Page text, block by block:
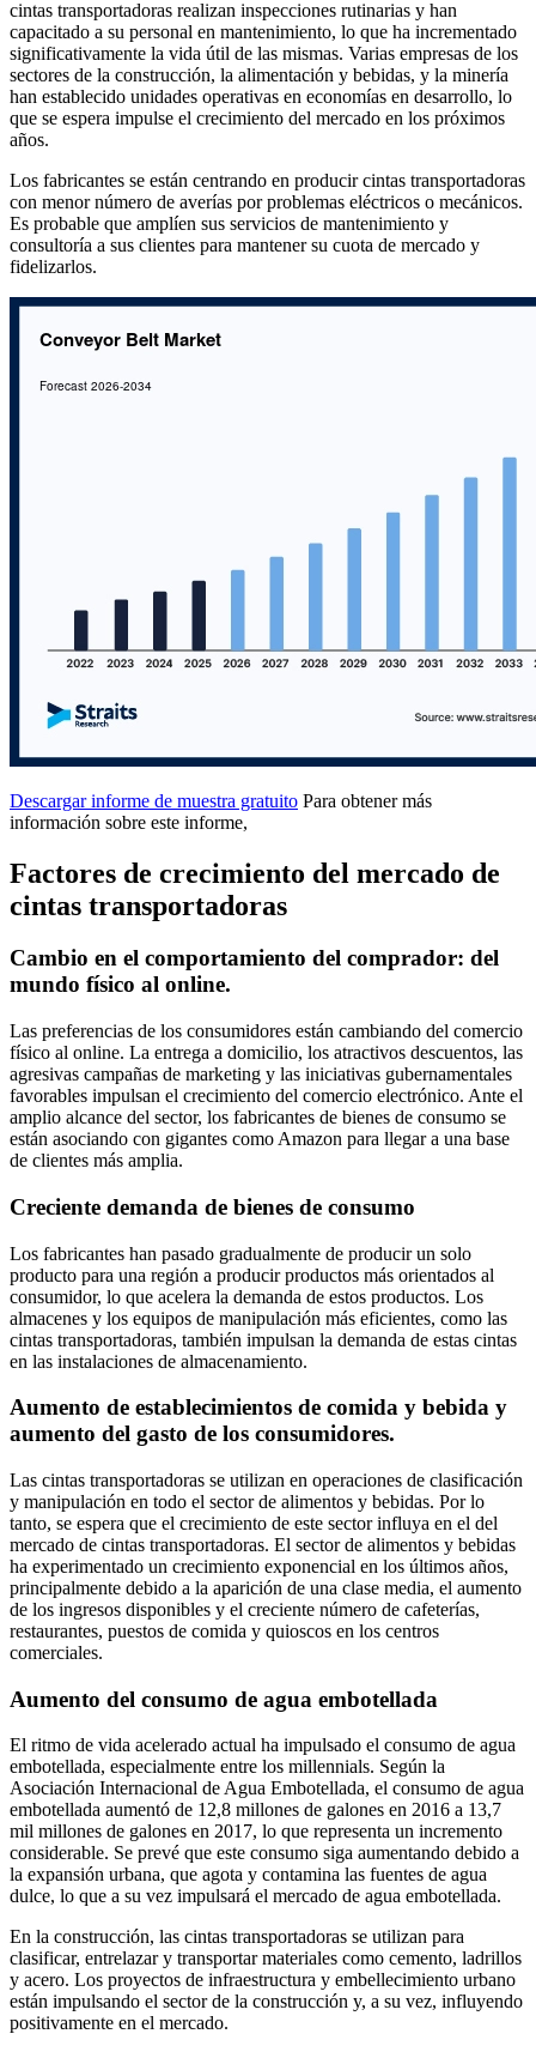
cintas transportadoras realizan inspecciones rutinarias y han
capacitado a su personal en mantenimiento, lo que ha incrementado
significativamente la vida útil de las mismas. Varias empresas de los
sectores de la construcción, la alimentación y bebidas, y la minería
han establecido unidades operativas en economías en desarrollo, lo
que se espera impulse el crecimiento del mercado en los próximos
años.
Los fabricantes se están centrando en producir cintas transportadoras
con menor número de averías por problemas eléctricos o mecánicos.
Es probable que amplíen sus servicios de mantenimiento y
consultoría a sus clientes para mantener su cuota de mercado y
fidelizarlos.
Descargar informe de muestra gratuito Para obtener más
información sobre este informe,
Factores de crecimiento del mercado de
cintas transportadoras
Cambio en el comportamiento del comprador: del
mundo físico al online.
Las preferencias de los consumidores están cambiando del comercio
físico al online. La entrega a domicilio, los atractivos descuentos, las
agresivas campañas de marketing y las iniciativas gubernamentales
favorables impulsan el crecimiento del comercio electrónico. Ante el
amplio alcance del sector, los fabricantes de bienes de consumo se
están asociando con gigantes como Amazon para llegar a una base
de clientes más amplia.
Creciente demanda de bienes de consumo
Los fabricantes han pasado gradualmente de producir un solo
producto para una región a producir productos más orientados al
consumidor, lo que acelera la demanda de estos productos. Los
almacenes y los equipos de manipulación más eficientes, como las
cintas transportadoras, también impulsan la demanda de estas cintas
en las instalaciones de almacenamiento.
Aumento de establecimientos de comida y bebida y
aumento del gasto de los consumidores.
Las cintas transportadoras se utilizan en operaciones de clasificación
y manipulación en todo el sector de alimentos y bebidas. Por lo
tanto, se espera que el crecimiento de este sector influya en el del
mercado de cintas transportadoras. El sector de alimentos y bebidas
ha experimentado un crecimiento exponencial en los últimos años,
principalmente debido a la aparición de una clase media, el aumento
de los ingresos disponibles y el creciente número de cafeterías,
restaurantes, puestos de comida y quioscos en los centros
comerciales.
Aumento del consumo de agua embotellada
El ritmo de vida acelerado actual ha impulsado el consumo de agua
embotellada, especialmente entre los millennials. Según la
Asociación Internacional de Agua Embotellada, el consumo de agua
embotellada aumentó de 12,8 millones de galones en 2016 a 13,7
mil millones de galones en 2017, lo que representa un incremento
considerable. Se prevé que este consumo siga aumentando debido a
la expansión urbana, que agota y contamina las fuentes de agua
dulce, lo que a su vez impulsará el mercado de agua embotellada.
En la construcción, las cintas transportadoras se utilizan para
clasificar, entrelazar y transportar materiales como cemento, ladrillos
y acero. Los proyectos de infraestructura y embellecimiento urbano
están impulsando el sector de la construcción y, a su vez, influyendo
positivamente en el mercado.